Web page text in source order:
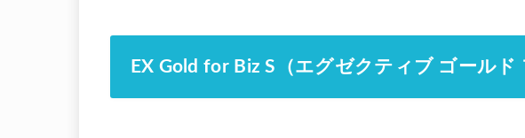
EX Gold for Biz S（エグゼクティブ ゴールド